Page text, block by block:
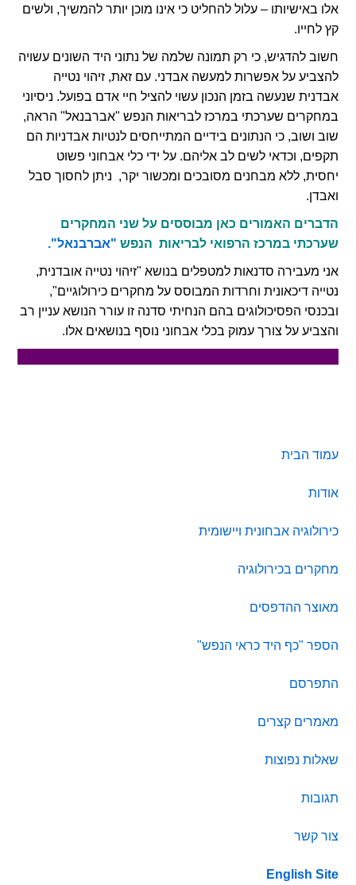
אלו באישיותו – עלול להחליט כי אינו מוכן יותר להמשיך, ולשים
קץ לחייו.
חשוב להדגיש, כי רק תמונה שלמה של נתוני היד השונים עשויה
להצביע על אפשרות למעשה אבדני. עם זאת, זיהוי נטייה
אבדנית שנעשה בזמן הנכון עשוי להציל חיי אדם בפועל. ניסיוני
במחקרים שערכתי במרכז לבריאות הנפש "אברבנאל" הראה,
שוב ושוב, כי הנתונים בידיים המתייחסים לנטיות אבדניות הם
תקפים, וכדאי לשים לב אליהם. על ידי כלי אבחוני פשוט
יחסית, ללא מבחנים מסובכים ומכשור יקר, ניתן לחסוך סבל
ואבדן.
הדברים האמורים כאן מבוססים על שני המחקרים
שערכתי במרכז הרפואי לבריאות הנפש "אברבנאל".
אני מעבירה סדנאות למטפלים בנושא "זיהוי נטייה אובדנית,
נטייה דיכאונית וחרדות המבוסס על מחקרים כירולוגיים",
ובכנסי הפסיכולוגים בהם הנחיתי סדנה זו עורר הנושא עניין רב
והצביע על צורך עמוק בכלי אבחוני נוסף בנושאים אלו.
סרגל
צדדי
עמוד הבית
אודות
כירולוגיה אבחונית ויישומית
מחקרים בכירולוגיה
מאוצר ההדפסים
הספר "כף היד כראי הנפש"
התפרסם
מאמרים קצרים
שאלות נפוצות
תגובות
צור קשר
English Site